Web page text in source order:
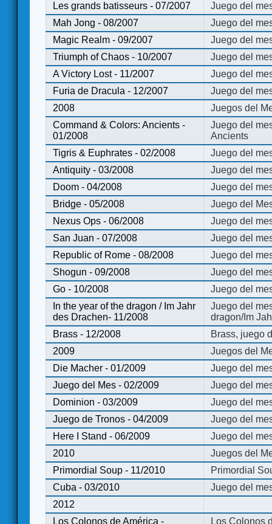
Les grands batisseurs - 07/2007
Juego del
Mah Jong - 08/2007
Juego del
Magic Realm - 09/2007
Juego del
Triumph of Chaos - 10/2007
Juego del
A Victory Lost - 11/2007
Juego del
Furia de Dracula - 12/2007
Juego del
2008
Juegos del
Command & Colors: Ancients -
01/2008
Juego del
Ancients
Tigris & Euphrates - 02/2008
Juego del
Antiquity - 03/2008
Juego del
Doom - 04/2008
Juego del
Bridge - 05/2008
Juego del
Nexus Ops - 06/2008
Juego del
San Juan - 07/2008
Juego del
Republic of Rome - 08/2008
Juego del
Shogun - 09/2008
Juego del
Go - 10/2008
Juego del
In the year of the dragon / Im Jahr
des Drachen- 11/2008
Juego del
dragon/Im
Brass - 12/2008
Brass, juego
2009
Juegos del
Die Macher - 01/2009
Juego del
Juego del Mes - 02/2009
Juego del
Dominion - 03/2009
Juego del
Juego de Tronos - 04/2009
Juego del
Here I Stand - 06/2009
Juego del
2010
Juegos del
Primordial Soup - 11/2010
Primordial
Cuba - 03/2010
Juego del
2012
Los Colonos de América -
Los Colonos